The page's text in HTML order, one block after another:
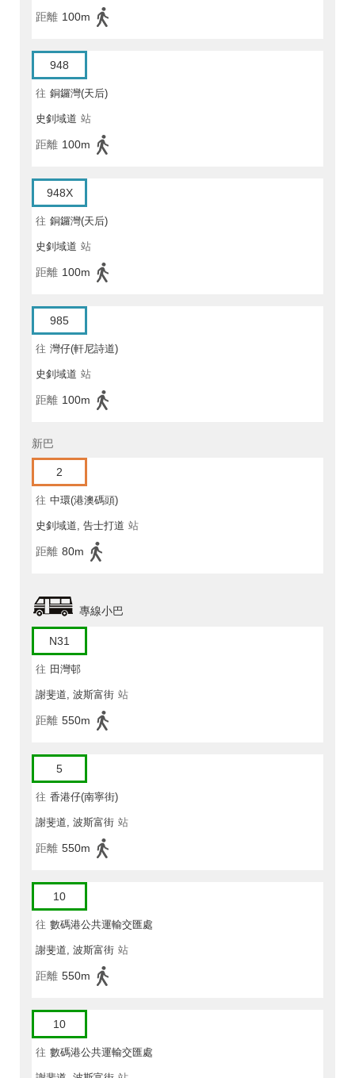
距離 100m
948
往 銅鑼灣(天后)
史釗域道 站
距離 100m
948X
往 銅鑼灣(天后)
史釗域道 站
距離 100m
985
往 灣仔(軒尼詩道)
史釗域道 站
距離 100m
新巴
2
往 中環(港澳碼頭)
史釗域道, 告士打道 站
距離 80m
專線小巴
N31
往 田灣邨
謝斐道, 波斯富街 站
距離 550m
5
往 香港仔(南寧街)
謝斐道, 波斯富街 站
距離 550m
10
往 數碼港公共運輸交匯處
謝斐道, 波斯富街 站
距離 550m
10
往 數碼港公共運輸交匯處